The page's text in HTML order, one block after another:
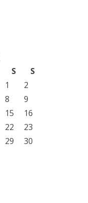
S
S
1
2
8
9
15
16
22
23
29
30